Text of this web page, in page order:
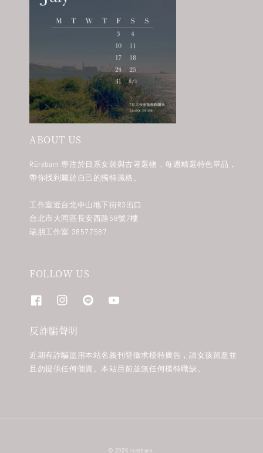
ABOUT US
REreburn 專注於日系女裝與古著選物，每週精選特色單品，
帶你找到屬於自己的獨特風格。
工作室近台北中山地下街R3出口
台北市大同區長安西路58號7樓
瑞朋工作室 38577587
FOLLOW US
反詐騙聲明
近期有詐騙盜用本站名義刊登徵求模特廣告，請女孩留意並
且勿提供任何個資。本站目前並無任何模特職缺。
© 2026 rereburn.